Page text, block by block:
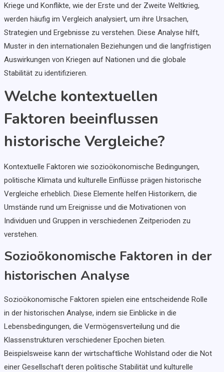
Kriege und Konflikte, wie der Erste und der Zweite Weltkrieg,
werden häufig im Vergleich analysiert, um ihre Ursachen,
Strategien und Ergebnisse zu verstehen. Diese Analyse hilft,
Muster in den internationalen Beziehungen und die langfristigen
Auswirkungen von Kriegen auf Nationen und die globale
Stabilität zu identifizieren.
Welche kontextuellen
Faktoren beeinflussen
historische Vergleiche?
Kontextuelle Faktoren wie sozioökonomische Bedingungen,
politische Klimata und kulturelle Einflüsse prägen historische
Vergleiche erheblich. Diese Elemente helfen Historikern, die
Umstände rund um Ereignisse und die Motivationen von
Individuen und Gruppen in verschiedenen Zeitperioden zu
verstehen.
Sozioökonomische Faktoren in der
historischen Analyse
Sozioökonomische Faktoren spielen eine entscheidende Rolle
in der historischen Analyse, indem sie Einblicke in die
Lebensbedingungen, die Vermögensverteilung und die
Klassenstrukturen verschiedener Epochen bieten.
Beispielsweise kann der wirtschaftliche Wohlstand oder die Not
einer Gesellschaft deren politische Stabilität und kulturelle